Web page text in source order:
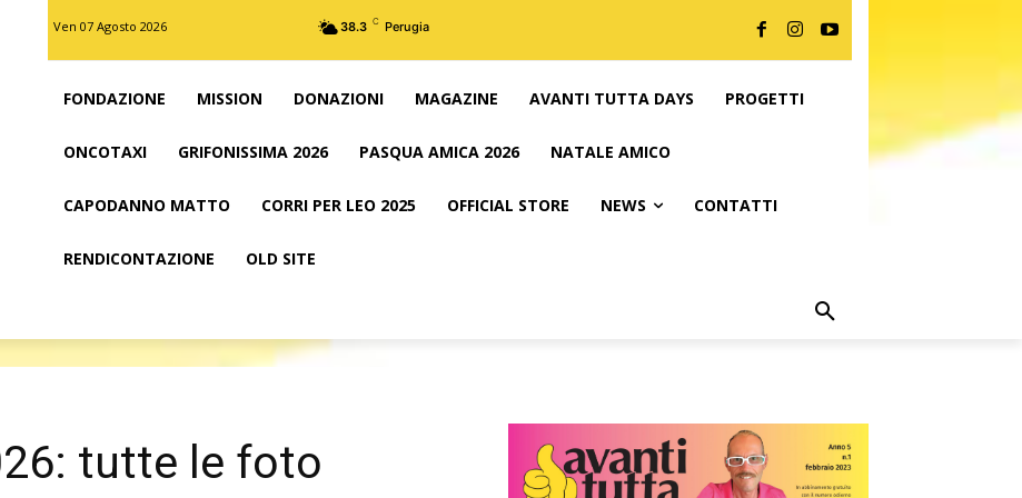
Ven 07 Agosto 2026 38.3 C Perugia
FONDAZIONE MISSION DONAZIONI MAGAZINE AVANTI TUTTA DAYS PROGETTI
ONCOTAXI GRIFONISSIMA 2026 PASQUA AMICA 2026 NATALE AMICO
CAPODANNO MATTO CORRI PER LEO 2025 OFFICIAL STORE NEWS CONTATTI
RENDICONTAZIONE OLD SITE
tutte le foto